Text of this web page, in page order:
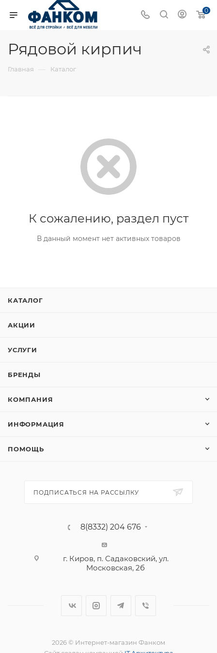
0
Рядовой кирпич
Главная — Каталог
К сожалению, раздел пуст
В данный момент нет активных товаров
КАТАЛОГ
АКЦИИ
УСЛУГИ
БРЕНДЫ
КОМПАНИЯ
ИНФОРМАЦИЯ
ПОМОЩЬ
ПОДПИСАТЬСЯ НА РАССЫЛКУ
8(8332) 204 676
г. Киров, п. Садаковский, ул.
Московская, 2б
2026 © Интернет-магазин Фанком